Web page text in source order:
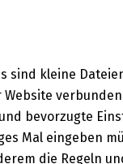
sind kleine
bevorzugte
Mal eingeben
die Regeln